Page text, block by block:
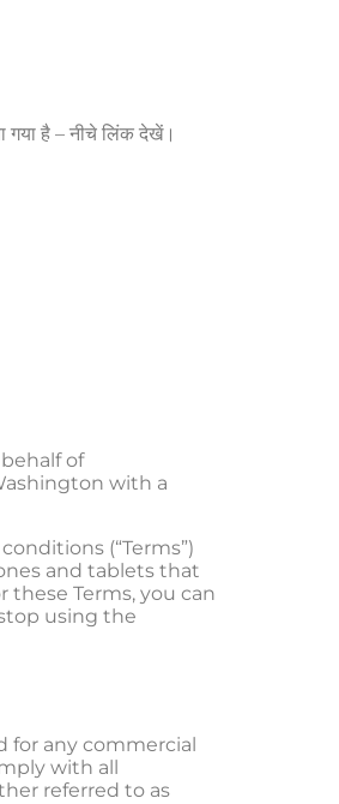
गया है – नीचे लिंक देखें।
of
with a
(“Terms”)
and tablets that
these Terms, you can
using the
for any commercial
with all
referred to as